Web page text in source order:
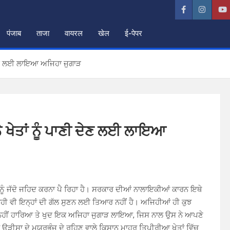
पंजाब ताजा वायरल खेल ई-पेपर
ਲਈ ਲਾਇਆ ਅਜਿਹਾ ਜੁਗਾੜ
ਖੇਤਾਂ ਨੂੰ ਪਾਣੀ ਦੇਣ ਲਈ ਲਾਇਆ
ਜੱਦੋ ਜਹਿਦ ਕਰਨਾ ਪੈ ਰਿਹਾ ਹੈ। ਸਰਕਾਰ ਦੀਆਂ ਨਾਲਾਇਕੀਆਂ ਕਾਰਨ ਇਥੇ
ਵੀ ਇਨ੍ਹਾਂ ਦੀ ਗੱਲ ਸੁਣਨ ਲਈ ਤਿਆਰ ਨਹੀਂ ਹੈ। ਅਜਿਹੀਆਂ ਹੀ ਕੁਝ
ਹਾਰਿਆ ਤੇ ਖੁਦ ਇਕ ਅਜਿਹਾ ਜੁਗਾੜ ਲਾਇਆ, ਜਿਸ ਨਾਲ ਉਸ ਨੇ ਆਪਣੇ
ਦੇ ਮਯੁਰਭੰਜ ਦੇ ਰਹਿਣ ਵਾਲੇ ਕਿਸਾਨ ਮਾਹੂਰ ਤਿਪੀਰੀਆ ਖੇਤਾਂ ਵਿੱਚ